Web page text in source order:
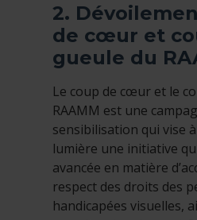
2.
de cœur et
gueule du
Le coup de cœur et le
RAAMM est une
sensibilisation qui vise
lumière une initiative
avancée en matière
respect des droits des
handicapées visuelles,